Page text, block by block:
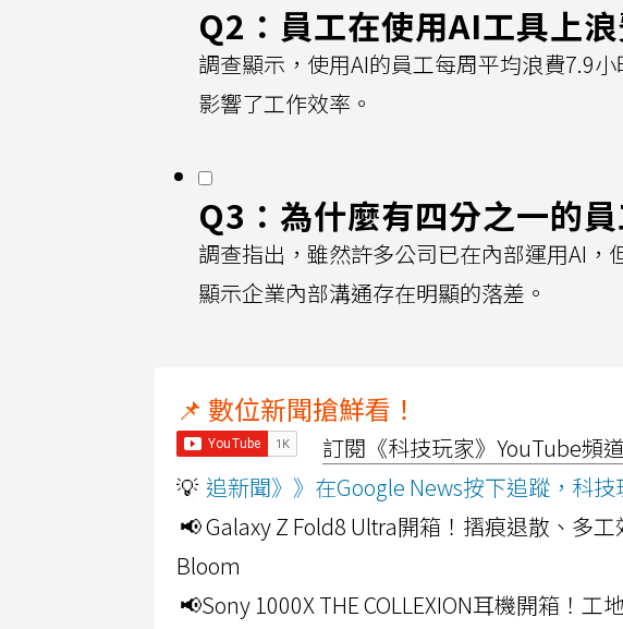
Q2：員工在使用AI工具上
調查顯示，使用AI的員工每周平均浪費7.9
影響了工作效率。
Q3：為什麼有四分之一的
調查指出，雖然許多公司已在內部運用AI
顯示企業內部溝通存在明顯的落差。
📌 數位新聞搶鮮看！
訂閱《科技玩家》YouTube頻道
💡 追新聞》》在Google News按下追蹤，科技
📢 Galaxy Z Fold8 Ultra開箱！摺痕退散、多
Bloom
📢Sony 1000X THE COLLEXION耳機開箱！